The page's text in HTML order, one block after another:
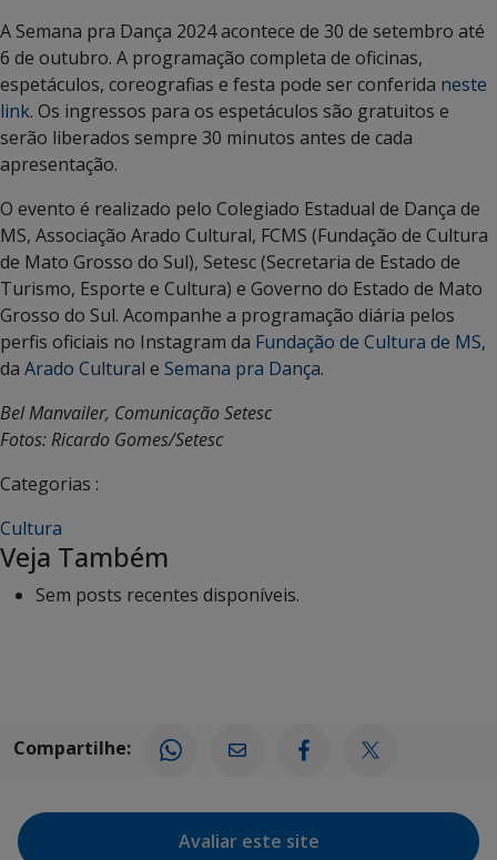
A Semana pra Dança 2024 acontece de 30 de setembro até
6 de outubro. A programação completa de oficinas,
espetáculos, coreografias e festa pode ser conferida neste
link. Os ingressos para os espetáculos são gratuitos e
serão liberados sempre 30 minutos antes de cada
apresentação.
O evento é realizado pelo Colegiado Estadual de Dança de
MS, Associação Arado Cultural, FCMS (Fundação de Cultura
de Mato Grosso do Sul), Setesc (Secretaria de Estado de
Turismo, Esporte e Cultura) e Governo do Estado de Mato
Grosso do Sul. Acompanhe a programação diária pelos
perfis oficiais no Instagram da Fundação de Cultura de MS,
da Arado Cultural e Semana pra Dança.
Bel Manvailer, Comunicação Setesc
Fotos: Ricardo Gomes/Setesc
Categorias :
Cultura
Veja Também
Sem posts recentes disponíveis.
Compartilhe:
Avaliar este site